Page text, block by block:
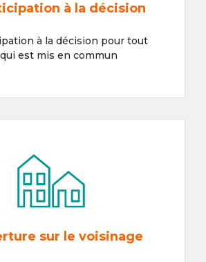
à la décision
à la décision pour tout
est mis en commun
sur le voisinage